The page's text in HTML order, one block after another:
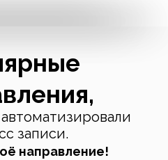
записи.
направление!